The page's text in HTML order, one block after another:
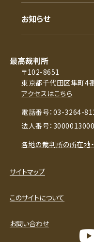
お知らせ
最高裁判所
〒102-8651
東京都千代田区隼町4
アクセスはこちら
電話番号：03-3264-
法人番号：
各地の裁判所の所在地
サイトマップ
このサイトについて
お問い合わせ